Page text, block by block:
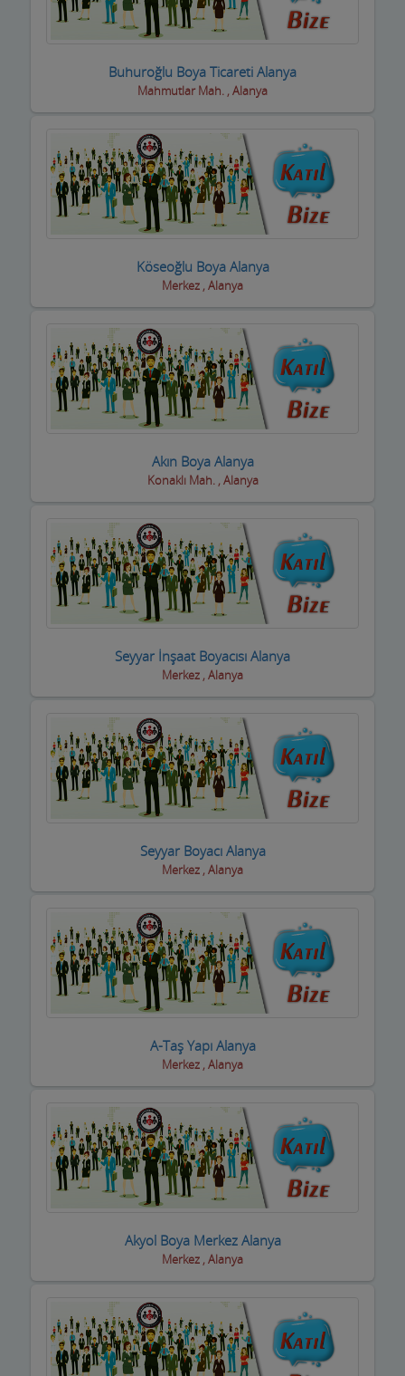
Cam, Ayna Ürünleri
Çay Ocakları
Çelik Kapı Firmaları
Çevre ve Su Arıtma
Dekorasyon Firmaları
Demir ve Ferforje Ürünleri
Deniz Ürün ve Malzemeleri
Dijital Uydu sistemleri
Diş Hekimleri
Döşemeciler,Brandacılar ,Tente,Çadırcılar
Döviz Büroları
Düğün Nişan Salonları
Eczaneler
Elektrikli El Aletleri
Elektronikçiler
Emlakçılar
Evden Eve Nakliye Firmaları
Evkur Firmaları
Fitness-Spa Salonları
Fırıncılar
Geri dönüşüm firmaları
Gümüş Takı Mağazaları ve Saatciler
Güneş Enerji Sistemleri
Buhuroğlu Boya Ticareti Alanya
Mahmutlar Mah. , Alanya
Köseoğlu Boya Alanya
Merkez , Alanya
Akın Boya Alanya
Konaklı Mah. , Alanya
Seyyar İnşaat Boyacısı Alanya
Merkez , Alanya
Seyyar Boyacı Alanya
Merkez , Alanya
A-Taş Yapı Alanya
Merkez , Alanya
Akyol Boya Merkez Alanya
Merkez , Alanya